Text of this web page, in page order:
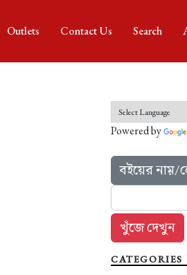
Outlets Contact Us Search
Powered by
বইয়ের নাম়/
CATEGORIES